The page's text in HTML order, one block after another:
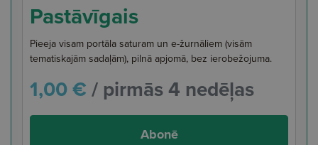
Pastāvīgais
Pieeja visam portāla saturam un e-žurnāliem (visām
tematiskajām sadaļām), pilnā apjomā, bez ierobežojuma.
1,00 €/ pirmās 4 nedēļas
Abonē